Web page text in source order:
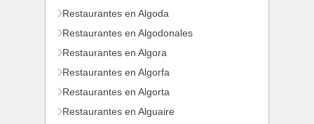
Restaurantes en Algoda
Restaurantes en Algodonales
Restaurantes en Algora
Restaurantes en Algorfa
Restaurantes en Algorta
Restaurantes en Alguaire